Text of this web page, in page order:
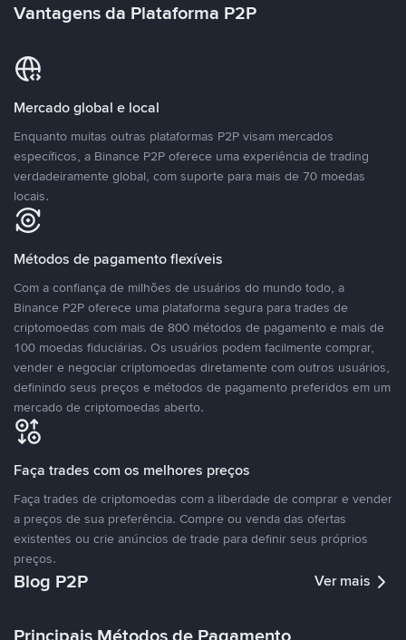
Vantagens da Plataforma P2P
Mercado global e local
Enquanto muitas outras plataformas P2P visam mercados
específicos, a Binance P2P oferece uma experiência de trading
verdadeiramente global, com suporte para mais de 70 moedas
locais.
Métodos de pagamento flexíveis
Com a confiança de milhões de usuários do mundo todo, a
Binance P2P oferece uma plataforma segura para trades de
criptomoedas com mais de 800 métodos de pagamento e mais de
100 moedas fiduciárias. Os usuários podem facilmente comprar,
vender e negociar criptomoedas diretamente com outros usuários,
definindo seus preços e métodos de pagamento preferidos em um
mercado de criptomoedas aberto.
Faça trades com os melhores preços
Faça trades de criptomoedas com a liberdade de comprar e vender
a preços de sua preferência. Compre ou venda das ofertas
existentes ou crie anúncios de trade para definir seus próprios
preços.
Blog P2P Ver mais